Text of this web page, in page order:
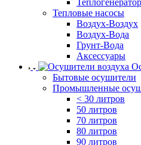
Тепловые насосы
Воздух-Воздух
Воздух-Вода
Грунт-Вода
Аксессуары
Бытовые осушители
Промышленные
< 30 литров
50 литров
70 литров
80 литров
90 литров